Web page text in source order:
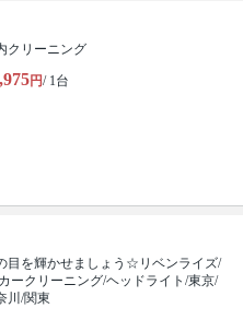
クリーニング
円/ 1台
目を輝かせましょう☆リベンライズ/
ークリーニング/ヘッドライト/東京/
川/関東